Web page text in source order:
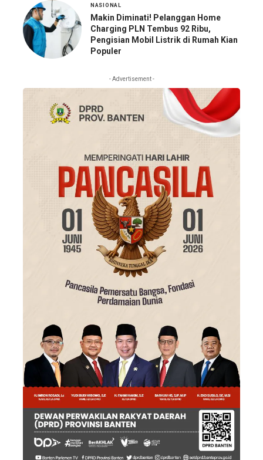
NASIONAL
Makin Diminati! Pelanggan Home
Charging PLN Tembus 92 Ribu,
Pengisian Mobil Listrik di Rumah Kian
Populer
- Advertisement -